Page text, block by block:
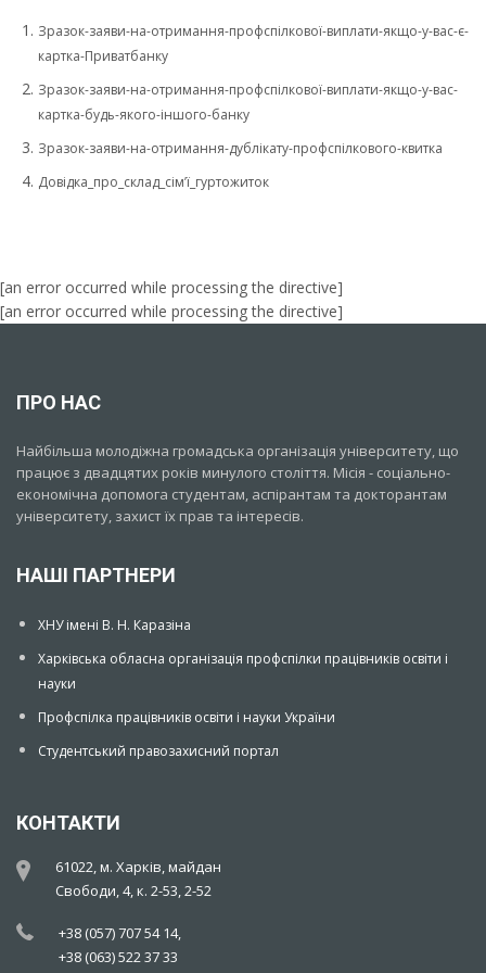
Зразок-заяви-на-отримання-профспілкової-виплати-якщо-у-вас-є-
картка-Приватбанку
Зразок-заяви-на-отримання-профспілкової-виплати-якщо-у-вас-
картка-будь-якого-іншого-банку
Зразок-заяви-на-отримання-дублікату-профспілкового-квитка
Довiдка_про_склад_сiм’ї_гуртожиток
[an error occurred while processing the directive]
[an error occurred while processing the directive]
ПРО НАС
Найбільша молодіжна громадська організація університету, що
працює з двадцятих років минулого століття. Місія - соціально-
економічна допомога студентам, аспірантам та докторантам
університету, захист їх прав та інтересів.
НАШІ ПАРТНЕРИ
ХНУ імені В. Н. Каразіна
Харківська обласна організація профспілки працівників освіти і
науки
Профспілка працівників освіти і науки України
Студентський правозахисний портал
КОНТАКТИ
61022, м. Харків, майдан
Свободи, 4, к. 2-53, 2-52
+38 (057) 707 54 14,
+38 (063) 522 37 33